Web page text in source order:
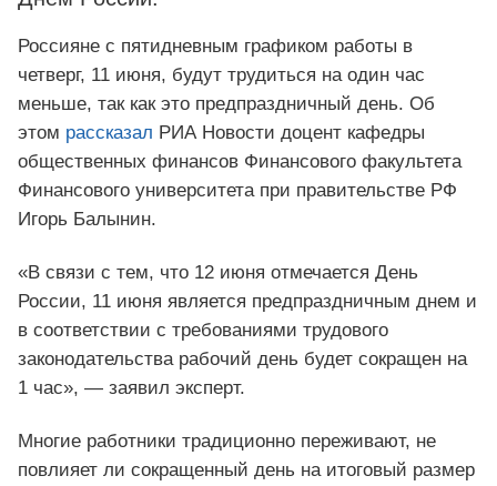
Россияне с пятидневным графиком работы в
четверг, 11 июня, будут трудиться на один час
меньше, так как это предпраздничный день. Об
этом рассказал РИА Новости доцент кафедры
общественных финансов Финансового факультета
Финансового университета при правительстве РФ
Игорь Балынин.
«В связи с тем, что 12 июня отмечается День
России, 11 июня является предпраздничным днем и
в соответствии с требованиями трудового
законодательства рабочий день будет сокращен на
1 час», — заявил эксперт.
Многие работники традиционно переживают, не
повлияет ли сокращенный день на итоговый размер